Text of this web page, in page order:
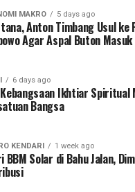
penurunan penumpang
sudah merugikan
Retribusi PAD yang
restribusi, kan
ada juga
Rustam.
MAKRO 5 days ago
Anton Timbang Usul ke
Agar Aspal Buton Masuk
6 days ago
Kebangsaan Ikhtiar Spiritual
Bangsa
KENDARI 1 week ago
BBM Solar di Bahu Jalan,